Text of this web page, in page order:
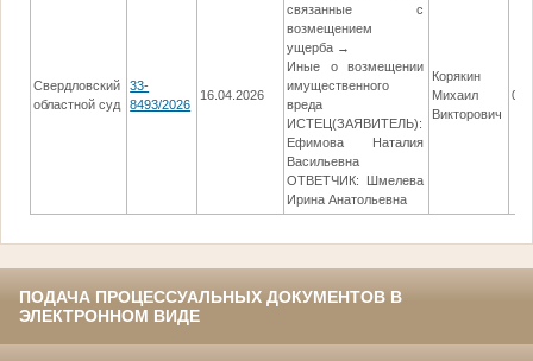
Свердловский
областной суд
33-
8493/2026
16.04.2026
связанные с
возмещением
ущерба →
Иные о возмещении
имущественного
вреда
ИСТЕЦ(ЗАЯВИТЕЛЬ):
Ефимова Наталия
Васильевна
ОТВЕТЧИК: Шмелева
Ирина Анатольевна
Корякин
Михаил
Викторович
ПОДАЧА ПРОЦЕССУАЛЬНЫХ ДОКУМЕНТОВ В
ЭЛЕКТРОННОМ ВИДЕ